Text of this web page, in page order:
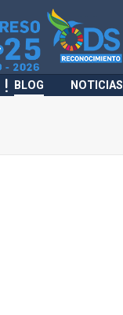
BLOG NOTICIAS